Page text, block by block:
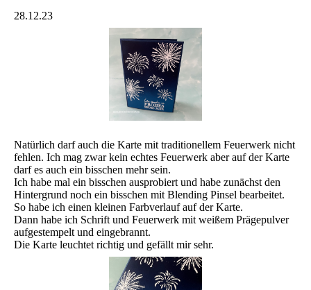
28.12.23
Natürlich darf auch die Karte mit traditionellem Feuerwerk nicht
fehlen. Ich mag zwar kein echtes Feuerwerk aber auf der Karte
darf es auch ein bisschen mehr sein.
Ich habe mal ein bisschen ausprobiert und habe zunächst den
Hintergrund noch ein bisschen mit Blending Pinsel bearbeitet.
So habe ich einen kleinen Farbverlauf auf der Karte.
Dann habe ich Schrift und Feuerwerk mit weißem Prägepulver
aufgestempelt und eingebrannt.
Die Karte leuchtet richtig und gefällt mir sehr.